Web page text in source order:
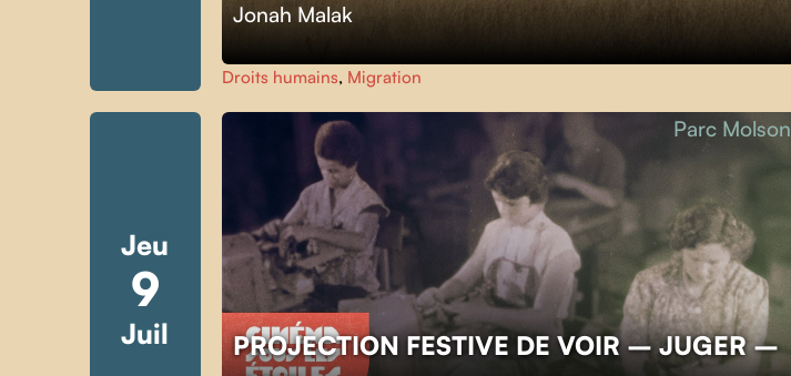
Jonah Malak
Droits humains, Migration
Jeu
9
Juil
PROJECTION FESTIVE DE VOIR – JUGER –
Parc Molson